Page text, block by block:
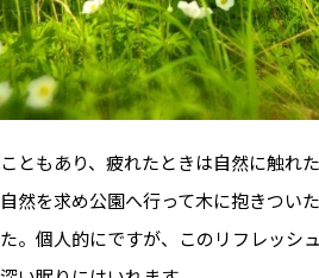
ともあり、疲れたときは自然に触れ
然を求め公園へ行って木に抱きつい
。個人的にですが、このリフレッシ